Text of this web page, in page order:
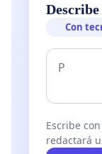
Con
Escribe
redactará